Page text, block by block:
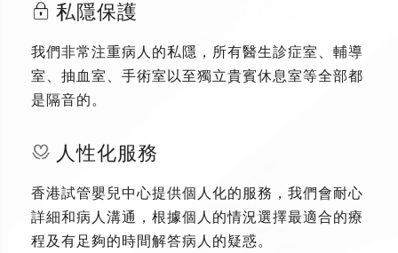
私隱保護
我們非常注重病人的私隱，所有醫生診症室、輔導
室、抽血室、手術室以至獨立貴賓休息室等全部都
是隔音的。
人性化服務
香港試管嬰兒中心提供個人化的服務，我們會耐心
詳細和病人溝通，根據個人的情況選擇最適合的療
程及有足夠的時間解答病人的疑惑。